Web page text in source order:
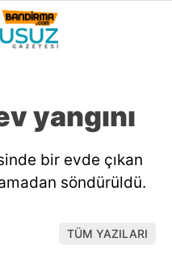
33.3
BALIKESIR
yangını
bir evde çıkan
söndürüldü.
TÜM YAZILARI